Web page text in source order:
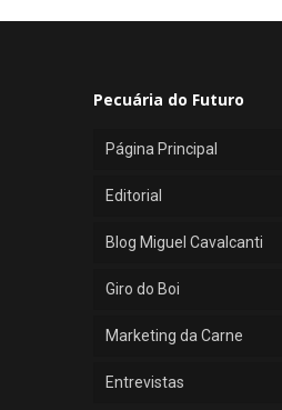
Pecuária do Futuro
Página Principal
Editorial
Blog Miguel Cavalcanti
Giro do Boi
Marketing da Carne
Entrevistas